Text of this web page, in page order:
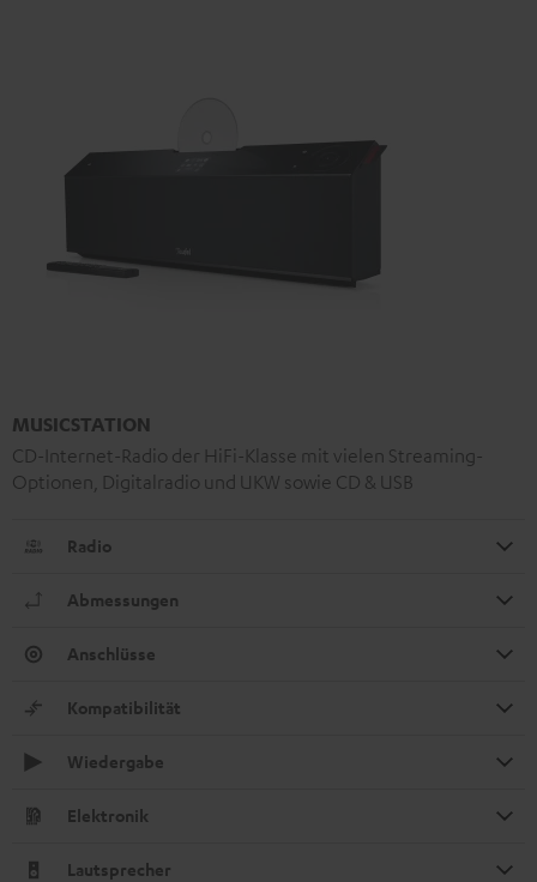
MUSICSTATION
CD-Internet-Radio der HiFi-Klasse mit vielen Streaming-
Optionen, Digitalradio und UKW sowie CD & USB
Radio
Abmessungen
Anschlüsse
Kompatibilität
Wiedergabe
Elektronik
Lautsprecher